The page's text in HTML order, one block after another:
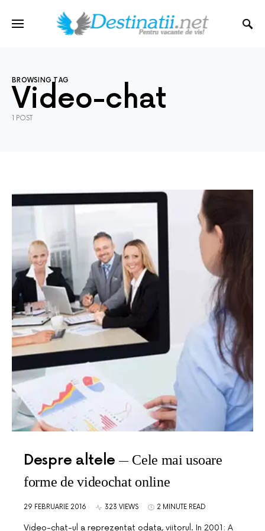
BROWSING TAG
Video-chat
1 POST
Despre altele
Cele mai usoare
forme de videochat online
29 FEBRUARIE 2016 323 VIEWS 2 MINUTE READ
Video-chat-ul a reprezentat odata, viitorul. In 2001: A